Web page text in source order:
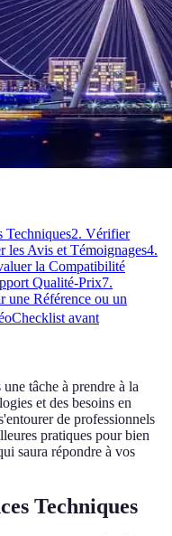
Techniques2. Vérifier
les Avis et Témoignages4.
la Compatibilité
Qualité-Prix7.
une Référence ou un
Checklist avant
tâche à prendre à la
et des besoins en
de professionnels
pratiques pour bien
saura répondre à vos
Techniques